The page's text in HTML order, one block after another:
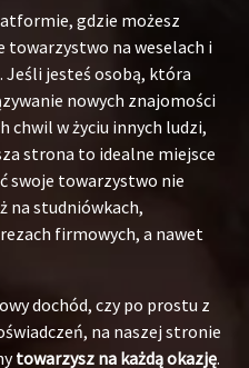
gdzie możesz
towarzystwo na weselach i
Jeśli jesteś osobą, która
nowych znajomości
chwil w życiu innych ludzi,
strona to idealne miejsce
swoje towarzystwo nie
na studniówkach,
firmowych, a nawet
dochód, czy po prostu z
na naszej stronie
towarzysz na każdą okazję.